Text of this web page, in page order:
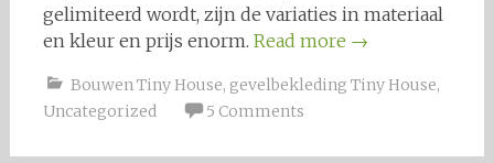
gelimiteerd wordt, zijn de variaties in materiaal
en kleur en prijs enorm. Read more →
Bouwen Tiny House, gevelbekleding Tiny House,
Uncategorized
5 Comments